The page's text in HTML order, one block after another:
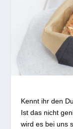
Kennt ihr den
Ist das nicht
wird es bei uns